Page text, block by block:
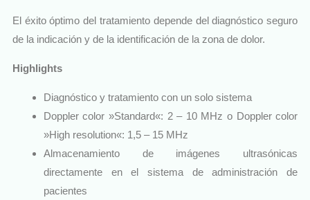
El éxito óptimo del tratamiento depende del diagnóstico seguro
de la indicación y de la identificación de la zona de dolor.
Highlights
Diagnóstico y tratamiento con un solo sistema
Doppler color »Standard«: 2 – 10 MHz o Doppler color
»High resolution«: 1,5 – 15 MHz
Almacenamiento de imágenes ultrasónicas
directamente en el sistema de administración de
pacientes